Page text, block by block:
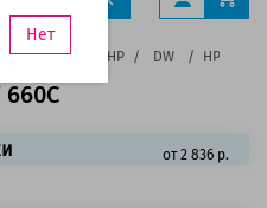
Нет
принтеры HP DW HP DW
от 2 836 р.